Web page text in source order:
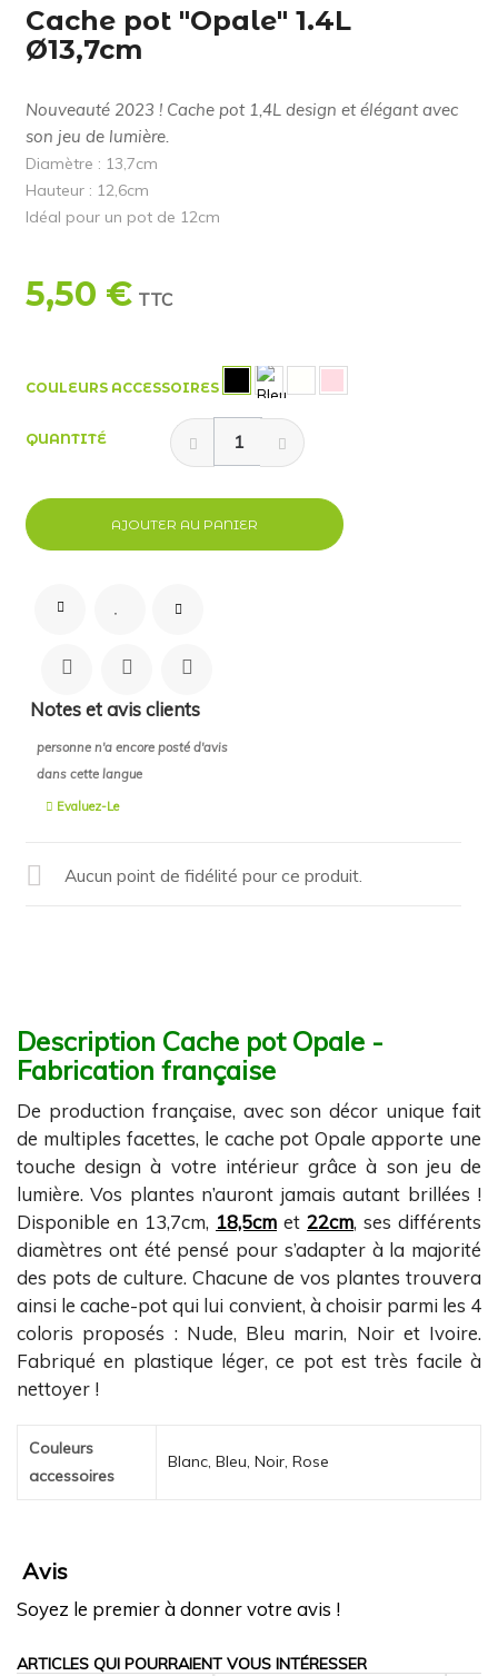
Cache pot "Opale" 1.4L
Ø13,7cm
Nouveauté 2023 ! Cache pot 1,4L design et élégant avec
son jeu de lumière.
Diamètre : 13,7cm
Hauteur : 12,6cm
Idéal pour un pot de 12cm
5,50 € TTC
COULEURS ACCESSOIRES
QUANTITÉ
AJOUTER AU PANIER
Notes et avis clients
personne n'a encore posté d'avis
dans cette langue
Evaluez-Le
Aucun point de fidélité pour ce produit.
Description Cache pot Opale -
Fabrication française
De production française, avec son décor unique fait
de multiples facettes, le cache pot Opale apporte une
touche design à votre intérieur grâce à son jeu de
lumière. Vos plantes n’auront jamais autant brillées !
Disponible en 13,7cm, 18,5cm et 22cm, ses différents
diamètres ont été pensé pour s’adapter à la majorité
des pots de culture. Chacune de vos plantes trouvera
ainsi le cache-pot qui lui convient, à choisir parmi les 4
coloris proposés : Nude, Bleu marin, Noir et Ivoire.
Fabriqué en plastique léger, ce pot est très facile à
nettoyer !
Couleurs
accessoires
Blanc, Bleu, Noir, Rose
Avis
Soyez le premier à donner votre avis !
ARTICLES QUI POURRAIENT VOUS INTÉRESSER